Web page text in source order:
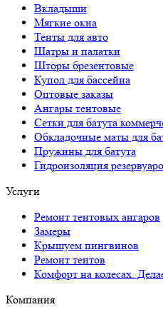
Вкладыши
Мягкие окна
Тенты для авто
Шатры и палатки
Шторы брезентовые
Купол для бассейна
Оптовые заказы
Ангары тентовые
Сетки для батута
Обкладочные маты для
Пружины для батута
Гидроизоляция
Услуги
Ремонт тентовых ангаров
Замеры
Крышуем пингвинов
Ремонт тентов
Комфорт на колесах.
Компания